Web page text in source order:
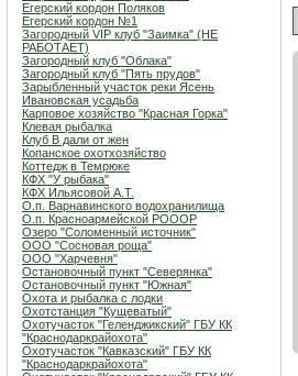
Егерский кордон Поляков
Егерский кордон №1
Загородный VIP клуб "Заимка" (НЕ
РАБОТАЕТ)
Загородный клуб "Облака"
Загородный клуб "Пять прудов"
Зарыбленный участок реки Ясень
Ивановская усадьба
Карповое хозяйство "Красная Горка"
Клевая рыбалка
Клуб В дали от жен
Копанское охотхозяйство
Коттедж в Темрюке
КФХ "У рыбака"
КФХ Ильясовой А.Т.
О.п. Варнавинского водохранилища
О.п. Красноармейской РОООР
Озеро "Соломенный источник"
ООО "Сосновая роща"
ООО "Харчевня"
Остановочный пункт "Северянка"
Остановочный пункт "Южная"
Охота и рыбалка с лодки
Охотстанция "Кущеватый"
Охотучасток "Геленджикский" ГБУ КК
"Краснодаркрайохота"
Охотучасток "Кавказский" ГБУ КК
"Краснодаркрайохота"